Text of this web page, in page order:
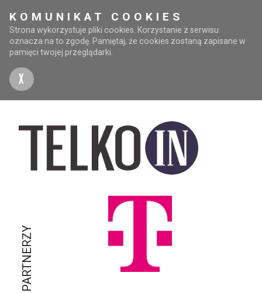
KOMUNIKAT COOKIES
Strona wykorzystuje pliki cookies. Korzystanie z serwisu
oznacza na to zgodę. Pamiętaj, że cookies zostaną zapisane w
pamięci twojej przeglądarki.
X
PARTNERZY